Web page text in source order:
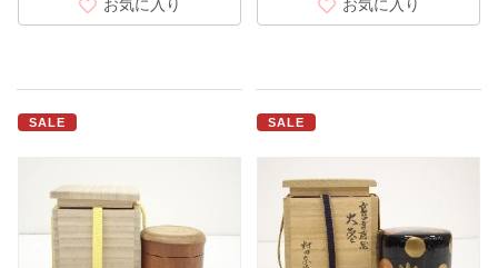
お気に入り お気に入り
SALE SALE